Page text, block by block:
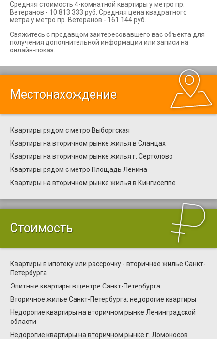
Средняя стоимость 4-комнатной квартиры у метро пр.
Ветеранов - 10 813 333 руб. Средняя цена квадратного
метра у метро пр. Ветеранов - 161 144 руб.
Свяжитесь с продавцом заитересовавшего вас объекта для
получения дополнительной информации или записи на
онлайн-показ.
Местонахождение
Квартиры рядом с метро Выборгская
Квартиры на вторичном рынке жилья в Сланцах
Квартиры на вторичном рынке жилья г. Сертолово
Квартиры рядом с метро Площадь Ленина
Квартиры на вторичном рынке жилья в Кингисеппе
Стоимость
Квартиры в ипотеку или рассрочку - вторичное жилье Санкт-
Петербурга
Элитные квартиры в центре Санкт-Петербурга
Вторичное жилье Санкт-Петербурга: недорогие квартиры
Недорогие квартиры на вторичном рынке Ленинградской
области
Недорогие квартиры на вторичном рынке г. Ломоносов